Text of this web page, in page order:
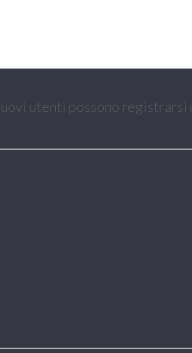
utenti possono